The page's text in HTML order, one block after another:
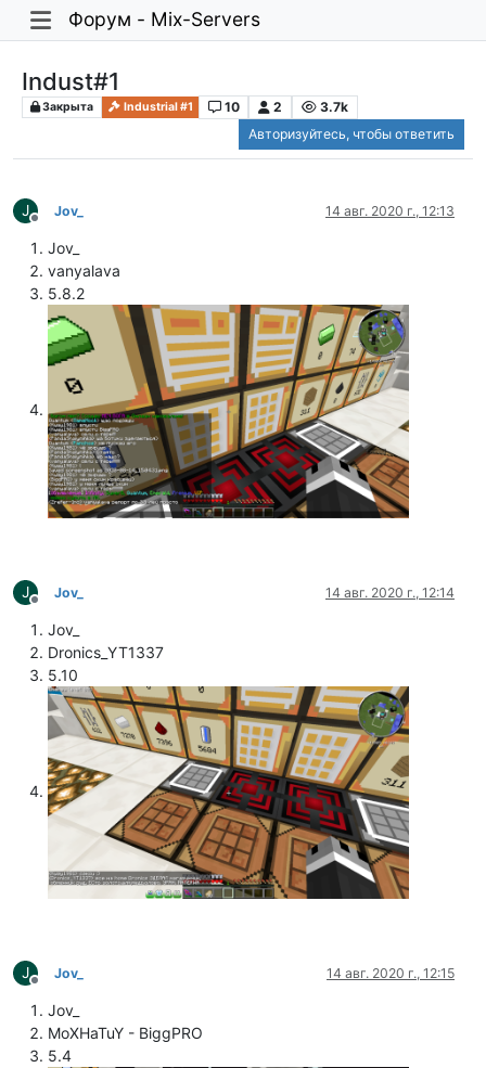
Форум - Mix-Servers
Indust#1
Закрыта Industrial #1 10 2
3.7k
Авторизуйтесь, чтобы ответить
J
Не в сети
Jov_ 14 авг. 2020 г., 12:13
Jov_
vanyalava
5.8.2
J
Не в сети
Jov_ 14 авг. 2020 г., 12:14
Jov_
Dronics_YT1337
5.10
J
Не в сети
Jov_ 14 авг. 2020 г., 12:15
Jov_
MoXHaTuY - BiggPRO
5.4